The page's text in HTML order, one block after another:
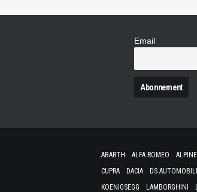
Email
ABARTH ALFA ROMEO ALPINE
CUPRA
DACIA DS
KOENIGSEGG
LAMBORGHINI